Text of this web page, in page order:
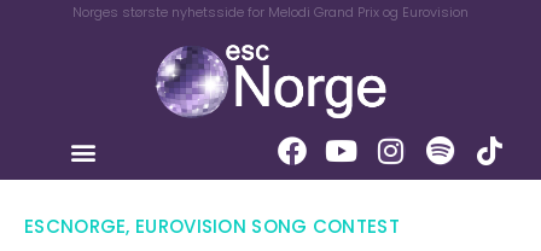
Norges største nyhetsside for Melodi Grand Prix og Eurovision
ESCNORGE, EUROVISION SONG CONTEST